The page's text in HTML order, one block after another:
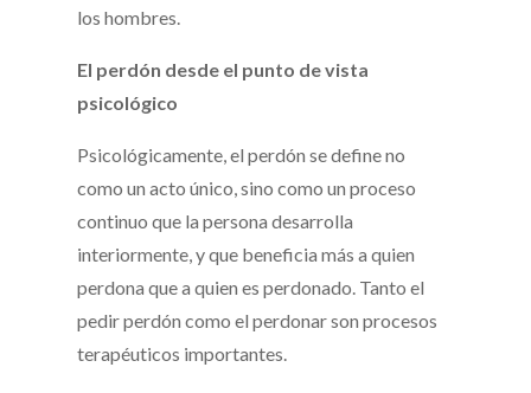
los hombres.
El perdón desde el punto de vista
psicológico
Psicológicamente, el perdón se define no
como un acto único, sino como un proceso
continuo que la persona desarrolla
interiormente, y que beneficia más a quien
perdona que a quien es perdonado. Tanto el
pedir perdón como el perdonar son procesos
terapéuticos importantes.